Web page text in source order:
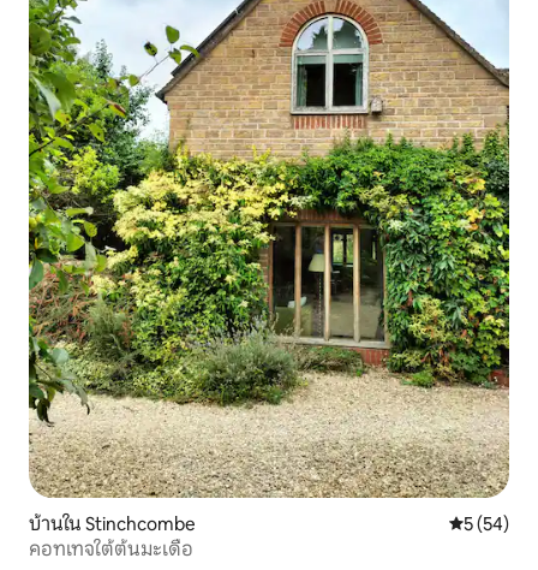
บ้านใน Stinchcombe คะแนนเฉลี่
5 (54)
คอทเทจใต้ต้นมะเดื่อ